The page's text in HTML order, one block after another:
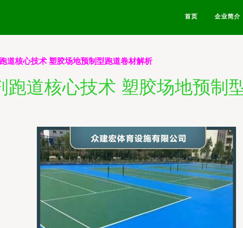
首页 企业简介
道核心技术 塑胶场地预制型跑道卷材解析
跑道核心技术 塑胶场地预制